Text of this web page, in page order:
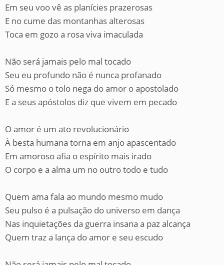
Em seu voo vê as planícies prazerosas
E no cume das montanhas alterosas
Toca em gozo a rosa viva imaculada
Não será jamais pelo mal tocado
Seu eu profundo não é nunca profanado
Só mesmo o tolo nega do amor o apostolado
E a seus apóstolos diz que vivem em pecado
O amor é um ato revolucionário
À besta humana torna em anjo apascentado
Em amoroso afia o espírito mais irado
O corpo e a alma um no outro todo e tudo
Quem ama fala ao mundo mesmo mudo
Seu pulso é a pulsação do universo em dança
Nas inquietações da guerra insana a paz alcança
Quem traz a lança do amor e seu escudo